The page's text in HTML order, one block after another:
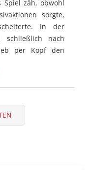
Spiel zäh, obwohl
sorgte,
In der
schließlich nach
per Kopf den